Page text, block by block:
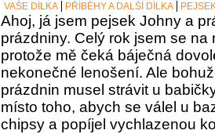
VAŠE DÍLKA PŘÍBĚHY A DALŠÍ DÍLKA
Ahoj, já jsem pejsek Johny a
prázdniny. Celý rok jsem se na
protože mě čeká báječná
nekonečné lenošení. Ale
prázdnin musel strávit u
místo toho, abych se válel u
chipsy a popíjel vychlazenou